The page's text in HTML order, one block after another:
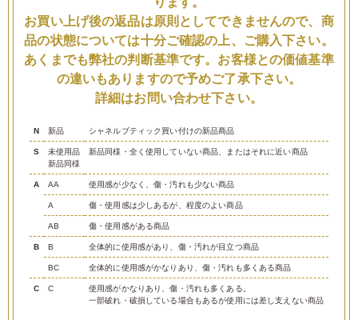
お買い上げ後の返品は原則としてできませんので、商
品の状態については十分ご確認の上、ご購入下さい。
あくまでも弊社の判断基準です。お客様との価値基準
の違いもありますので予めご了承下さい。
詳細はお問い合わせ下さい。
N 新品 シャネルブティック買い付けの新品商品
S
未使用品
新品同様
新品同様・全く使用していない商品、またはそれに近い商品
A AA 使用感が少なく、傷・汚れも少ない商品
A 傷・使用感は少しあるが、程度のよい商品
AB 傷・使用感がある商品
B B 全体的に使用感があり、傷・汚れが目立つ商品
BC 全体的に使用感がかなりあり、傷・汚れも多くある商品
C C
使用感がかなりあり、傷・汚れも多くある。
一部破れ・破損している場合もあるが使用には差し支えない商品